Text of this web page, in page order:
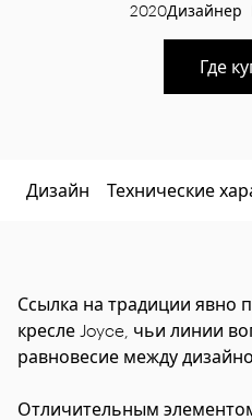
2020Дизайнер
Где
Дизайн Технические
Ссылка на традиции явно
кресле Joyce, чьи линии
равновесие между
Отличительным